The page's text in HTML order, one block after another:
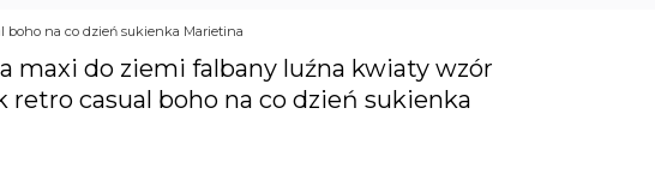
boho na co dzień sukienka Marietina
maxi do ziemi falbany luźna kwiaty wzór
retro casual boho na co dzień sukienka